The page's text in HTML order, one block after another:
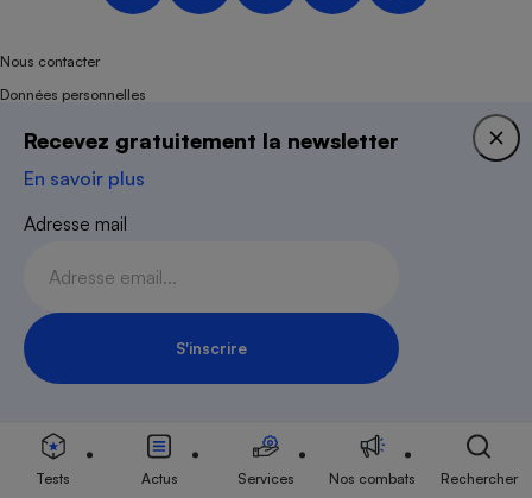
Inscription Newsletter
Recevez gratuitement la newsletter
En savoir plus
Adresse mail
S'inscrire
Nous contacter
Données personnelles
Conditions générales
Paramétrer les traceurs
Mentions légales
Panel
Association indépendante de l’État, des syndicats, des producteurs et des
distributeurs depuis 1951.
Tests
Actus Services Nos combats Rechercher